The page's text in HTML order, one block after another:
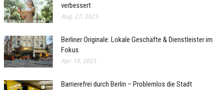
verbessert
Aug. 27, 2025
Berliner Originale: Lokale Geschäfte & Dienstleister im
Fokus
Apr. 19, 2025
Barrierefrei durch Berlin – Problemlos die Stadt